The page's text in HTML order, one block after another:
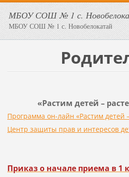
МБОУ СОШ № 1 с.
МБОУ СОШ № 1 с. Новобелокатай
«Растим детей –
Программа он-лайн «Растим детей
Центр защиты прав и интересов
Приказ о начале приема в 1